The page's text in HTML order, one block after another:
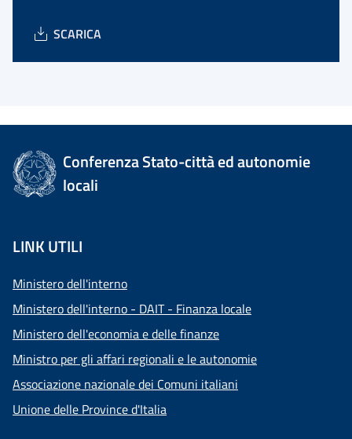
SCARICA
Conferenza Stato-città ed autonomie
locali
LINK UTILI
Ministero dell'interno
Ministero dell'interno - DAIT - Finanza locale
Ministero dell'economia e delle finanze
Ministro per gli affari regionali e le autonomie
Associazione nazionale dei Comuni italiani
Unione delle Province d'Italia